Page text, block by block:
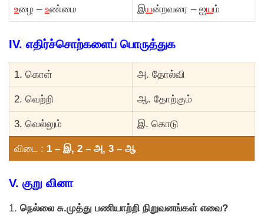
உழை – உண்மை இயன்றவரை – ஐயம்
IV. எதிர்ச்சொற்களைப் பொருத்துக
1. காெள் அ. தாேல்வி
2. வெற்றி ஆ. தாேற்கும்
3. வெல்லும் இ. காெடு
விடை : 1 – இ, 2 – அ, 3 – ஆ
V. குறு வினா
1. நெல்லை சு.முத்து பணியாற்றி நிறுவனங்கள் எவை?